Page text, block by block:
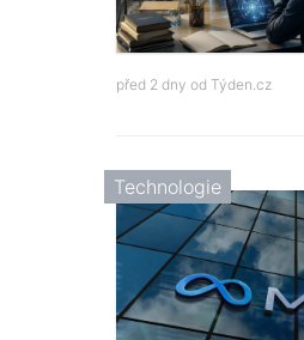
před 2 dny od Týden.cz
Technologie